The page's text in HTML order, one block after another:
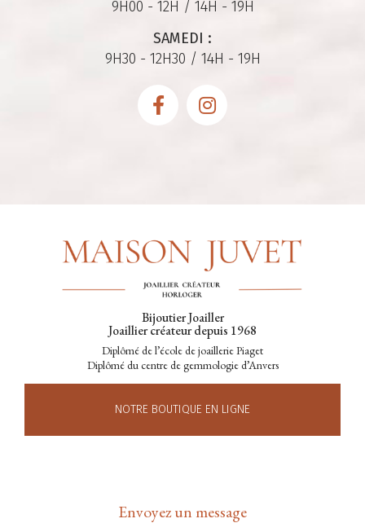
9H00 - 12H / 14H - 19H
SAMEDI :
9H30 - 12H30 / 14H - 19H
Bijoutier Joailler
Joaillier créateur depuis 1968
Diplômé de l’école de joaillerie Piaget
Diplômé du centre de gemmologie d’Anvers
NOTRE BOUTIQUE EN LIGNE
Envoyez un message